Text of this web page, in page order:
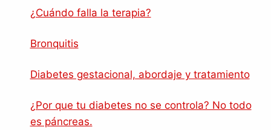
¿Cuándo falla la terapia?
Bronquitis
Diabetes gestacional, abordaje y tratamiento
¿Por que tu diabetes no se controla? No todo
es páncreas.